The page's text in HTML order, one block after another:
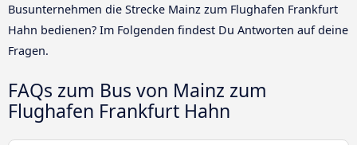
Busunternehmen die Strecke Mainz zum Flughafen Frankfurt
Hahn bedienen? Im Folgenden findest Du Antworten auf deine
Fragen.
FAQs zum Bus von Mainz zum
Flughafen Frankfurt Hahn